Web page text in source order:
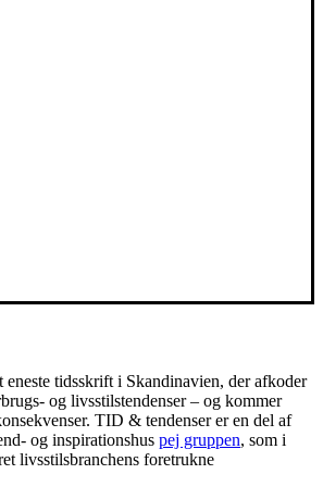
tidsskrift i Skandinavien, der afkoder
og livsstilstendenser – og kommer
TID & tendenser er en del af
og inspirationshus pej gruppen, som i
livsstilsbranchens foretrukne